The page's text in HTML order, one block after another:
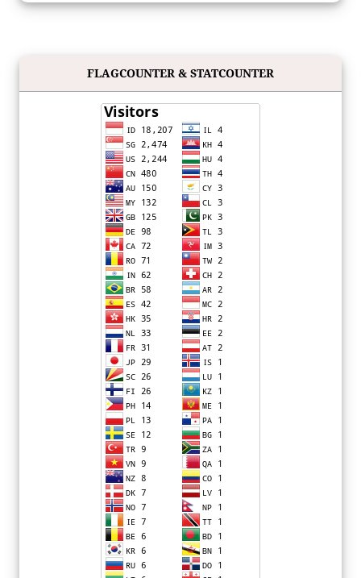
FLAGCOUNTER & STATCOUNTER